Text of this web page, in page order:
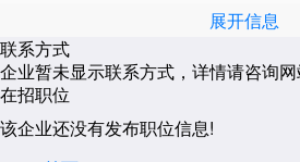
展开信息
联系方式
企业暂未显示联系方式，详情请咨询
在招职位
该企业还没有发布职位信息!